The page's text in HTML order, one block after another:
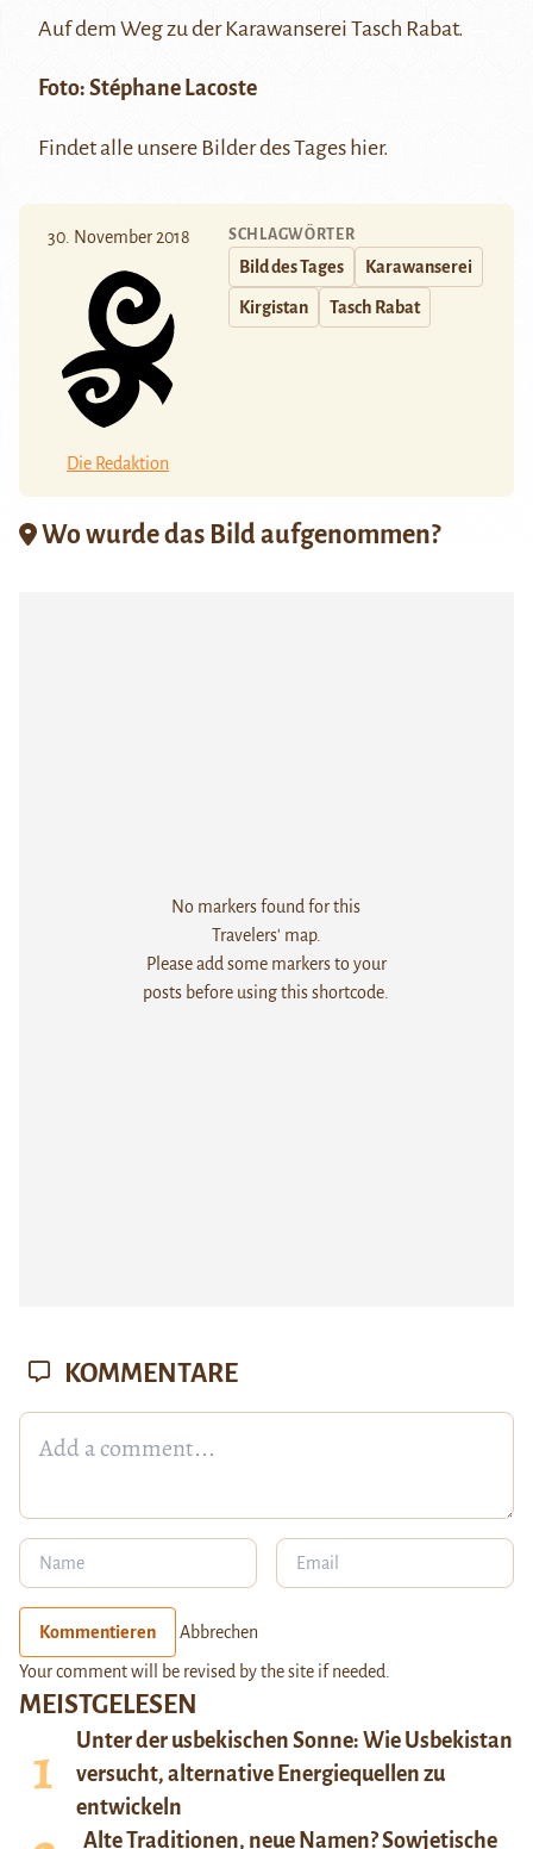
Auf dem Weg zu der Karawanserei Tasch Rabat.
Foto: Stéphane Lacoste
Findet alle unsere Bilder des Tages hier.
30. November 2018
Die Redaktion
SCHLAGWÖRTER
Bild des Tages Karawanserei
Kirgistan Tasch Rabat
Wo wurde das Bild aufgenommen?
No markers found for this
Travelers' map.
Please add some markers to your
posts before using this shortcode.
MEISTGELESEN
Unter der usbekischen Sonne: Wie Usbekistan
versucht, alternative Energiequellen zu
entwickeln
Alte Traditionen, neue Namen? Sowjetische
KOMMENTARE
Kommentieren Abbrechen
Your comment will be revised by the site if needed.